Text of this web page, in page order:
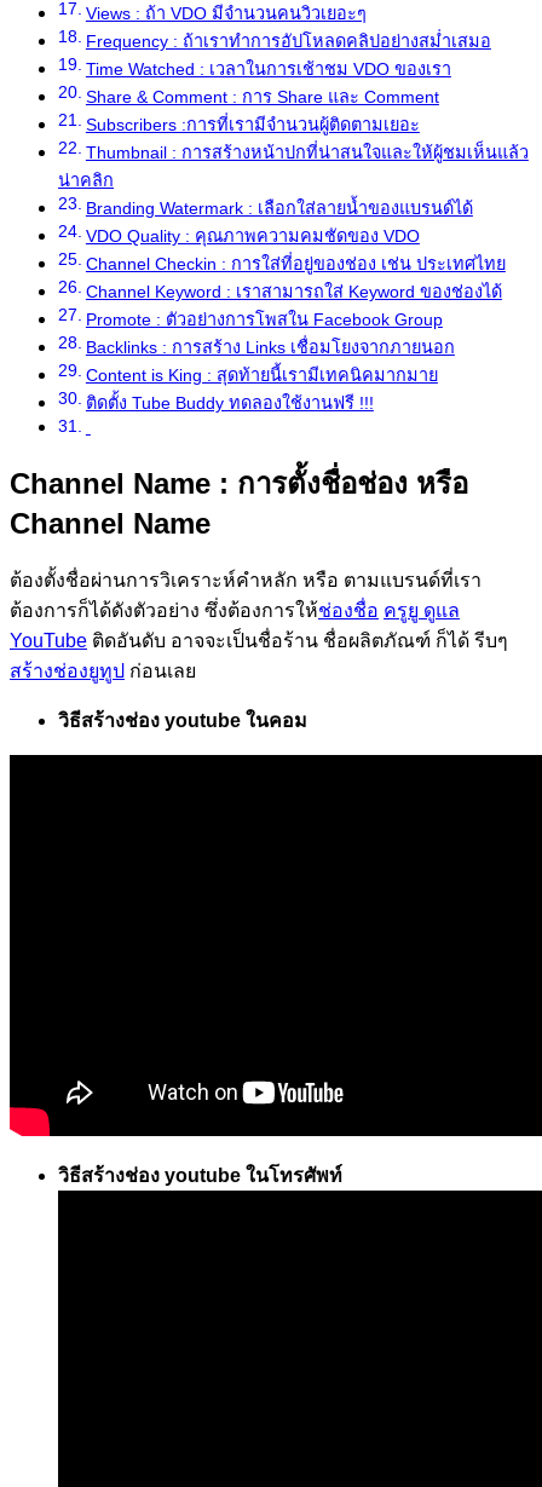
Views : ถ้า VDO มีจำนวนคนวิวเยอะๆ
Frequency : ถ้าเราทำการอัปโหลดคลิปอย่างสม่ำเสมอ
Time Watched : เวลาในการเช้าชม VDO ของเรา
Share & Comment : การ Share และ Comment
Subscribers :การที่เรามีจำนวนผู้ติดตามเยอะ
Thumbnail : การสร้างหน้าปกที่น่าสนใจและให้ผู้ชมเห็นแล้ว
น่าคลิก
Branding Watermark : เลือกใส่ลายน้ำของแบรนด์ได้
VDO Quality : คุณภาพความคมชัดของ VDO
Channel Checkin : การใส่ที่อยู่ของช่อง เช่น ประเทศไทย
Channel Keyword : เราสามารถใส่ Keyword ของช่องได้
Promote : ตัวอย่างการโพสใน Facebook Group
Backlinks : การสร้าง Links เชื่อมโยงจากภายนอก
Content is King : สุดท้ายนี้เรามีเทคนิคมากมาย
ติดตั้ง Tube Buddy ทดลองใช้งานฟรี !!!
Channel Name : การตั้งชื่อช่อง หรือ
Channel Name
ต้องตั้งชื่อผ่านการวิเคราะห์คำหลัก หรือ ตามแบรนด์ที่เรา
ต้องการก็ได้ดังตัวอย่าง ซึ่งต้องการให้ช่องชื่อ ครูยู ดูแล
YouTube ติดอันดับ อาจจะเป็นชื่อร้าน ชื่อผลิตภัณฑ์ ก็ได้ รีบๆ
สร้างช่องยูทูป ก่อนเลย
วิธีสร้างช่อง youtube ในคอม
วิธีสร้างช่อง youtube ในโทรศัพท์